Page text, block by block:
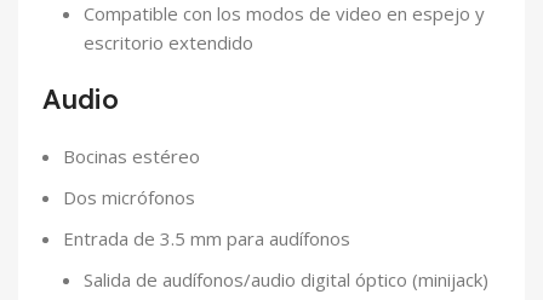
Compatible con los modos de video en espejo y
escritorio extendido
Audio
Bocinas estéreo
Dos micrófonos
Entrada de 3.5 mm para audífonos
Salida de audífonos/audio digital óptico (minijack)